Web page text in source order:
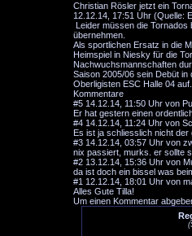
Christian Rösler jetzt ein
12.12.14, 17:51 Uhr (Quelle:
Leider müssen die Tornados
übernehmen.
Als sportlichen Ersatz in die
Heimspiel in Niesky für die
Nachwuchsmannschaften
Saison 2005/06 sein Debüt
Oberligisten ESC Halle 04
Kommentare
#5 14.12.14, 11:50 Uhr von
Er hat gestern einen
#4 14.12.14, 11:24 Uhr von
Es ist ja schliesslich nicht der
#3 14.12.14, 03:57 Uhr von
nix passiert, murks. er sollte
#2 13.12.14, 15:36 Uhr von
da ist doch ein bissel was
#1 12.12.14, 18:01 Uhr von
Alles Gute Tilla!
Um einen Kommentar